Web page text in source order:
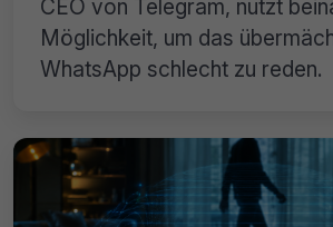
CEO von Telegram, nutzt
Möglichkeit, um das
WhatsApp schlecht zu reden.